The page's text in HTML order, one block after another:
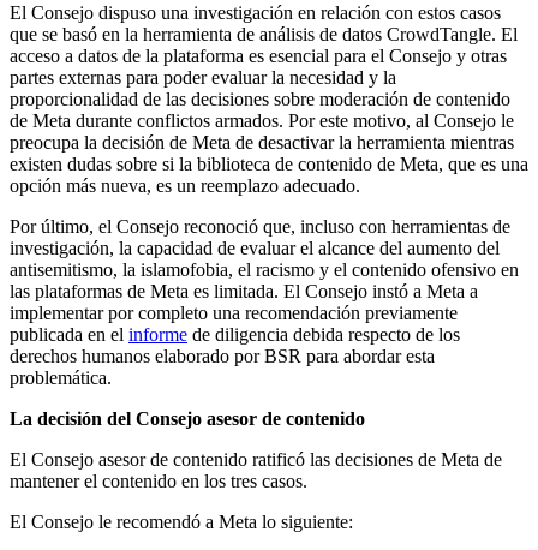
El Consejo dispuso una investigación en relación con estos casos
que se basó en la herramienta de análisis de datos CrowdTangle. El
acceso a datos de la plataforma es esencial para el Consejo y otras
partes externas para poder evaluar la necesidad y la
proporcionalidad de las decisiones sobre moderación de contenido
de Meta durante conflictos armados. Por este motivo, al Consejo le
preocupa la decisión de Meta de desactivar la herramienta mientras
existen dudas sobre si la biblioteca de contenido de Meta, que es una
opción más nueva, es un reemplazo adecuado.
Por último, el Consejo reconoció que, incluso con herramientas de
investigación, la capacidad de evaluar el alcance del aumento del
antisemitismo, la islamofobia, el racismo y el contenido ofensivo en
las plataformas de Meta es limitada. El Consejo instó a Meta a
implementar por completo una recomendación previamente
publicada en el informe de diligencia debida respecto de los
derechos humanos elaborado por BSR para abordar esta
problemática.
La decisión del Consejo asesor de contenido
El Consejo asesor de contenido ratificó las decisiones de Meta de
mantener el contenido en los tres casos.
El Consejo le recomendó a Meta lo siguiente: